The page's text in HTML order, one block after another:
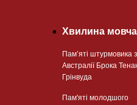
Хвилина
Пам’яті штурмовика з
Австралії Брока
Грінвуда
Пам'яті молодшого